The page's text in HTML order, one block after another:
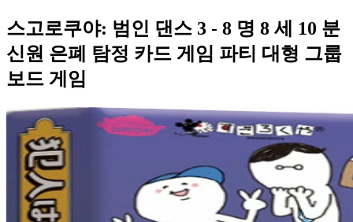
스고로쿠야: 범인 댄스 3 - 8 명 8 세 10 분
신원 은폐 탐정 카드 게임 파티 대형 그룹
보드 게임